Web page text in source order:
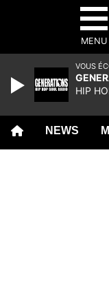
MENU
NEWS
VOUS
HIP